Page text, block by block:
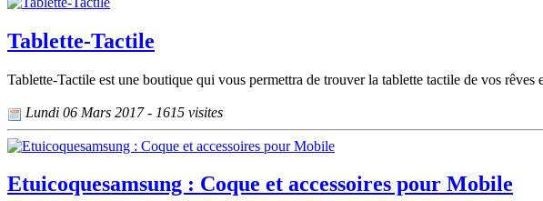
Tablette-Tactile
Tablette-Tactile est une boutique qui vous permettra de trouver la tablette tactile de vos
Lundi 06 Mars 2017 - 1615 visites
Etuicoquesamsung : Coque et accessoires pour Mobile